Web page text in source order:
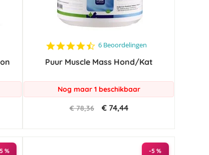
4.5
rating
6 Beoordelingen
Puur Muscle Mass Hond/Kat
Nog maar 1 beschikbaar
€ 78,36 € 74,44
% -5 %